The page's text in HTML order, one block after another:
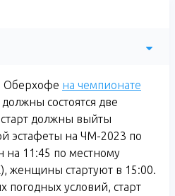
Оберхофе на чемпионате
должны состоятся две
должны выйты
эстафеты на ЧМ-2023 по
на 11:45 по местному
женщины стартуют в 15:00.
погодных условий, старт